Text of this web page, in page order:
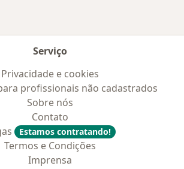
Serviço
Privacidade e cookies
profissionais não cadastrados
Sobre nós
Contato
Estamos contratando!
Termos e Condições
Imprensa